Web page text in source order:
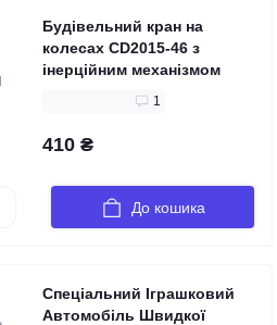
Будівельний кран на
колесах CD2015-46 з
інерційним механізмом
1
410 ₴
До кошика
Спеціальний Іграшковий
Автомобіль Швидкої